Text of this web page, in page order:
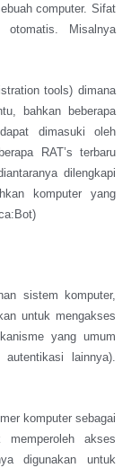
computer. Sifat
otomatis. Misalnya
tools) dimana
bahkan beberapa
dimasuki oleh
RAT’s terbaru
dilengkapi
komputer yang
sistem komputer,
untuk mengakses
yang umum
lainnya).
komputer sebagai
memperoleh akses
digunakan untuk